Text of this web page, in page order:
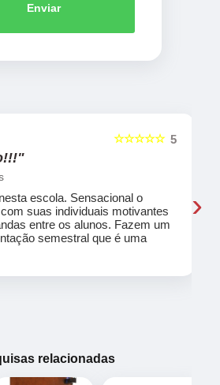
Enviar
5
☆☆☆☆☆
escola. Sensacional o
suas individuais motivantes
entre os alunos. Fazem um
semestral que é uma
›
relacionadas